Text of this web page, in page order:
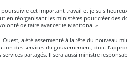
cet important travail et je suis
en réorganisant les ministères pour créer des
de faire avancer le Manitoba. »
a été assermenté à la tête du nouveau
des services du gouvernement, dont
partagés. Il sera aussi ministre